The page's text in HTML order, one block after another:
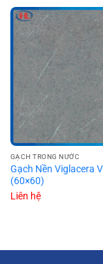
GẠCH TRONG NƯỚC
Gạch Nền Viglacera
(60×60)
Liên hệ